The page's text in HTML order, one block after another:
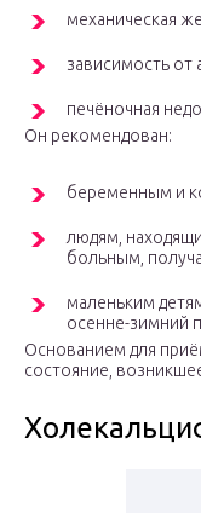
механическая
зависимость от
печёночная
Он рекомендован:
беременным и
людям,
больным,
маленьким
осенне-зимний
Основанием для
состояние,